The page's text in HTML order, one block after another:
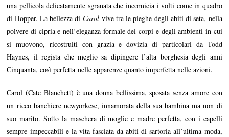
2
0
6
una pellicola delicatamente sgranata che incornicia i volti come in quadro
di Hopper. La bellezza di Carolvive tra le pieghe degli abiti di seta, nella
polvere di cipria e nell’eleganza formale dei corpi e degli ambienti in cui
si muovono, ricostruiti con grazia e dovizia di particolari da Todd
Haynes, il regista che meglio sa dipingere l’alta borghesia degli anni
Cinquanta, così perfetta nelle apparenze quanto imperfetta nelle azioni.
Carol (Cate Blanchett) è una donna bellissima, sposata senza amore con
un ricco banchiere newyorkese, innamorata della sua bambina ma non di
suo marito. Sotto la maschera di moglie e madre perfetta, con i capelli
sempre impeccabili e la vita fasciata da abiti di sartoria all’ultima moda,